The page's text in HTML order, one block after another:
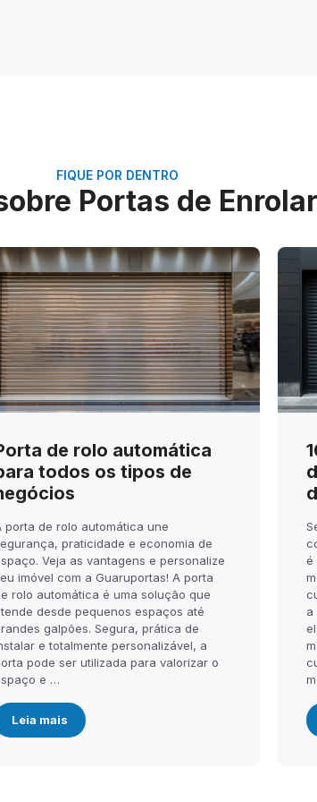
FIQUE POR DENTRO
Portas de
de rolo automática
todos os tipos de
porta de rolo automática une
praticidade e economia de
Veja as vantagens e personalize
imóvel com a Guaruportas! A porta
rolo automática é uma solução que
desde pequenos espaços até
galpões. Segura, prática de
e totalmente personalizável, a
pode ser utilizada para valorizar o
e …
Leia mais
é
a